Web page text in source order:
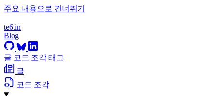
주요 내용으로 건너뛰기
te6.in
Blog
글 코드 조각 태그
글
코드 조각